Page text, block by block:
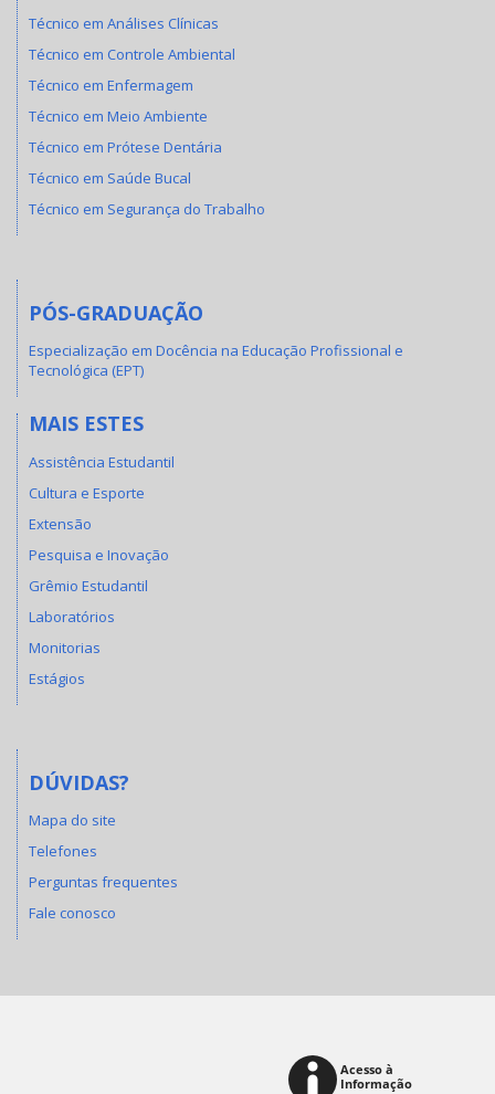
Técnico em Análises Clínicas
Técnico em Controle Ambiental
Técnico em Enfermagem
Técnico em Meio Ambiente
Técnico em Prótese Dentária
Técnico em Saúde Bucal
Técnico em Segurança do Trabalho
PÓS-GRADUAÇÃO
Especialização em Docência na Educação Profissional e
Tecnológica (EPT)
MAIS ESTES
Assistência Estudantil
Cultura e Esporte
Extensão
Pesquisa e Inovação
Grêmio Estudantil
Laboratórios
Monitorias
Estágios
DÚVIDAS?
Mapa do site
Telefones
Perguntas frequentes
Fale conosco